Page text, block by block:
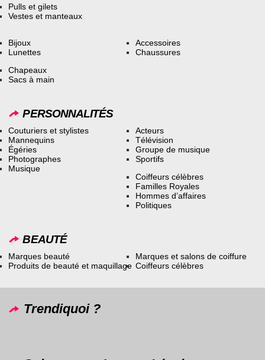
Pulls et gilets
Vestes et manteaux
Bijoux
Lunettes
Accessoires
Chaussures
Chapeaux
Sacs à main
PERSONNALITÉS
Couturiers et stylistes
Mannequins
Égéries
Photographes
Musique
Acteurs
Télévision
Groupe de musique
Sportifs
Coiffeurs célèbres
Familles Royales
Hommes d’affaires
Politiques
BEAUTÉ
Marques beauté
Produits de beauté et maquillage
Marques et salons de coiffure
Coiffeurs célèbres
Trendiquoi ?